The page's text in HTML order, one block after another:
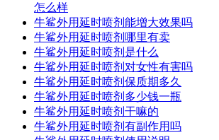
怎么样
牛鲨外用延时喷剂能增大效果吗
牛鲨外用延时喷剂哪里有卖
牛鲨外用延时喷剂是什么
牛鲨外用延时喷剂对女性有害吗
牛鲨外用延时喷剂保质期多久
牛鲨外用延时喷剂多少钱一瓶
牛鲨外用延时喷剂干嘛的
牛鲨外用延时喷剂有副作用吗